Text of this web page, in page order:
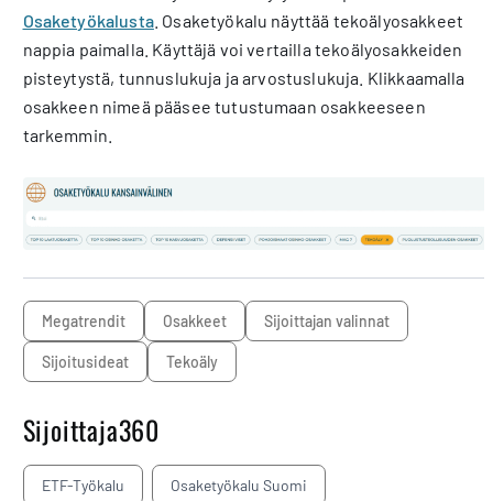
Osaketyökalusta. Osaketyökalu näyttää tekoälyosakkeet
nappia paimalla. Käyttäjä voi vertailla tekoälyosakkeiden
pisteytystä, tunnuslukuja ja arvostuslukuja. Klikkaamalla
osakkeen nimeä pääsee tutustumaan osakkeeseen
tarkemmin.
megatrendit osakkeet sijoittajan valinnat
sijoitusideat Tekoäly
Sijoittaja360
ETF-Työkalu Osaketyökalu Suomi